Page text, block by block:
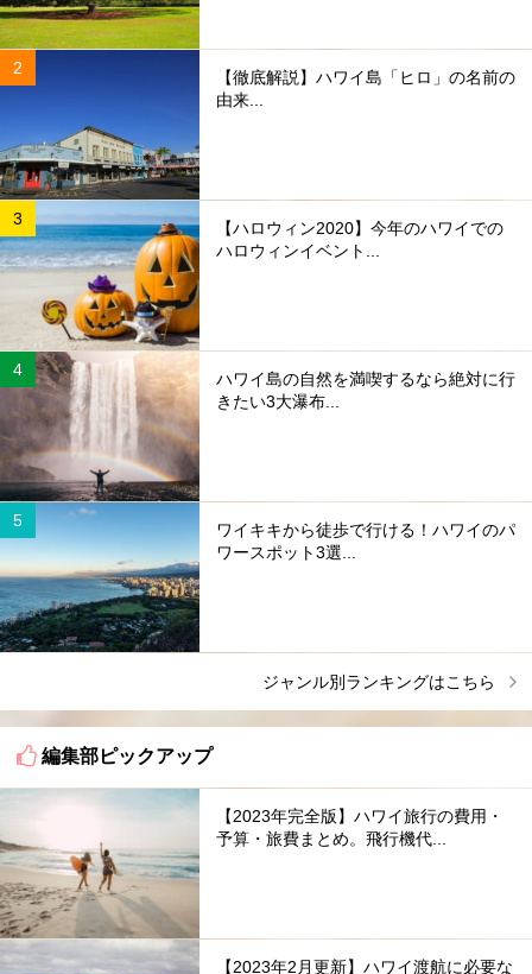
【徹底解説】ハワイ島「ヒロ」の名前の
由来...
【ハロウィン2020】今年のハワイでの
ハロウィンイベント...
ハワイ島の自然を満喫するなら絶対に行
きたい3大瀑布...
ワイキキから徒歩で行ける！ハワイのパ
ワースポット3選...
ジャンル別ランキングはこちら
編集部ピックアップ
【2023年完全版】ハワイ旅行の費用・
予算・旅費まとめ。飛行機代...
【2023年2月更新】ハワイ渡航に必要な